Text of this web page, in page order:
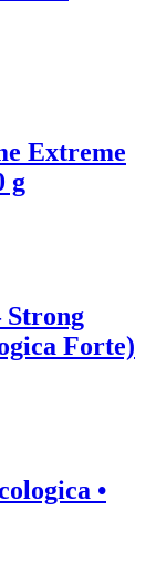
Extreme
g
Strong
Forte)
•